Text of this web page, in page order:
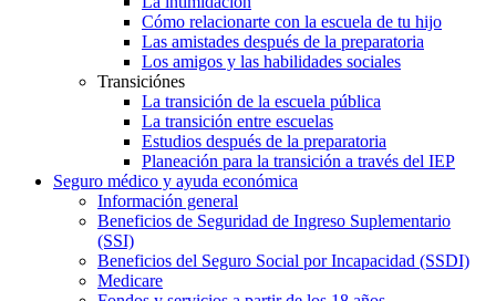
Cómo relacionarte con la escuela de tu hijo
Las amistades después de la preparatoria
Los amigos y las habilidades sociales
Transiciónes
La transición de la escuela pública
La transición entre escuelas
Estudios después de la preparatoria
Planeación para la transición a través del IEP
Seguro médico y ayuda económica
Información general
Beneficios de Seguridad de Ingreso Suplementario
(SSI)
Beneficios del Seguro Social por Incapacidad (SSDI)
Medicare